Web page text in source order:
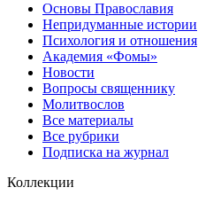
Основы Православия
Непридуманные истории
Психология и отношения
Академия «Фомы»
Новости
Вопросы священнику
Молитвослов
Все материалы
Все рубрики
Подписка на журнал
Коллекции